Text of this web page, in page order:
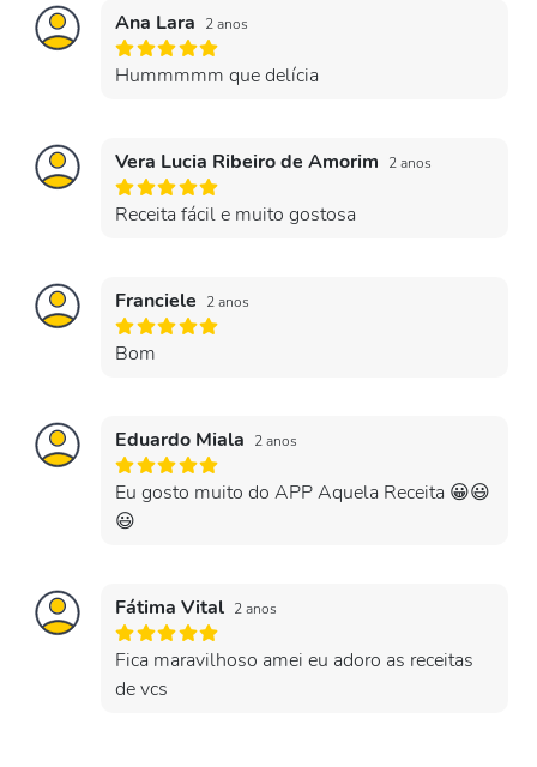
Ana Lara 2 anos
Hummmmm que delícia
Vera Lucia Ribeiro de Amorim 2 anos
Receita fácil e muito gostosa
Franciele 2 anos
Bom
Eduardo Miala 2 anos
Eu gosto muito do APP Aquela Receita 😀😃
😃
Fátima Vital 2 anos
Fica maravilhoso amei eu adoro as receitas
de vcs